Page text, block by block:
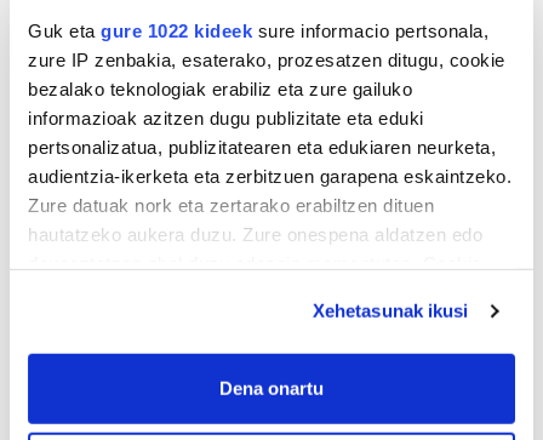
Guk eta gure 1022 kideek sure informacio pertsonala,
zure IP zenbakia, esaterako, prozesatzen ditugu, cookie
bezalako teknologiak erabiliz eta zure gailuko
informazioak azitzen dugu publizitate eta eduki
pertsonalizatua, publizitatearen eta edukiaren neurketa,
audientzia-ikerketa eta zerbitzuen garapena eskaintzeko.
Zure datuak nork eta zertarako erabiltzen dituen
hautatzeko aukera duzu. Zure onespena aldatzen edo
If you allow, we would also like to:
Collect information about your geographical
Xehetasunak ikusi
Dena onartu